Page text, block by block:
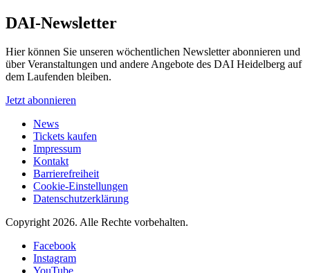
DAI-Newsletter
Hier können Sie unseren wöchentlichen Newsletter abonnieren und
über Veranstaltungen und andere Angebote des DAI Heidelberg auf
dem Laufenden bleiben.
Jetzt abonnieren
News
Tickets kaufen
Impressum
Kontakt
Barrierefreiheit
Cookie-Einstellungen
Datenschutzerklärung
Copyright 2026. Alle Rechte vorbehalten.
Facebook
Instagram